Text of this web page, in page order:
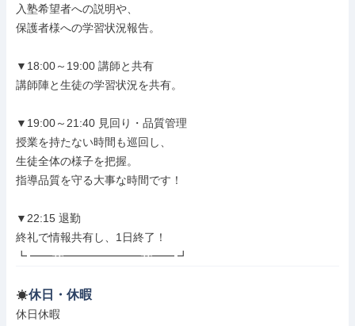
入塾希望者への説明や、
保護者様への学習状況報告。
▼18:00～19:00 講師と共有
講師陣と生徒の学習状況を共有。
▼19:00～21:40 見回り・品質管理
授業を持たない時間も巡回し、
生徒全体の様子を把握。
指導品質を守る大事な時間です！
▼22:15 退勤
終礼で情報共有し、1日終了！
┗ ━━┅━━━━━━━┅━━ ┛
休日・休暇
休日休暇